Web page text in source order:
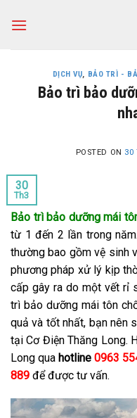
DỊCH VỤ, BẢO TRÌ -
Bảo trì bảo
POSTED ON 30
30
Th3
Bảo trì bảo dưỡng mái
từ 1 đến 2 lần trong
thường bao gồm vệ sinh
phương pháp xử lý kịp
cấp gây ra do một vết rỉ
trì bảo dưỡng mái tôn
quả và tốt nhất, bạn nên
tại Cơ Điện Thăng Long.
Long qua hotline 0963
889 để được tư vấn.